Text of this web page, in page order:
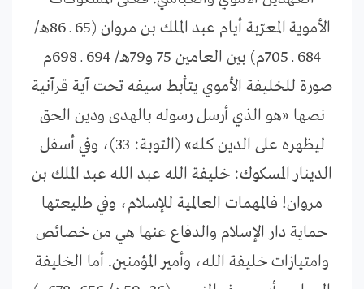
الأموية المعرّبة أيام عبد الملك بن مروان (65 ـ 86هـ/
684 ـ 705م) بين العامين 75 و79هـ/ 694 ـ 698م
صورة للخليفة الأموي يتأبط سيفه تحت آية قرآنية
نصها «هو الذي أرسل رسوله بالهدى ودين الحق
ليظهره على الدين كله» (التوبة: 33)، وفي أسفل
الدينار المسكوك: خليفة الله عبد الله عبد الملك بن
مروان! فالمهمات العالمية للإسلام، وفي طليعتها
حماية دار الإسلام والدفاع عنها هي من خصائص
وامتيازات خليفة الله، وأمير المؤمنين. أما الخليفة